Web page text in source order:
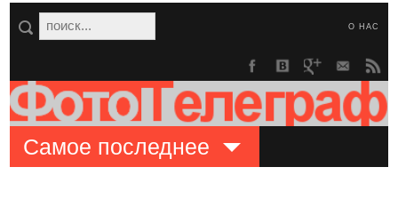
О НАС
Самое последнее